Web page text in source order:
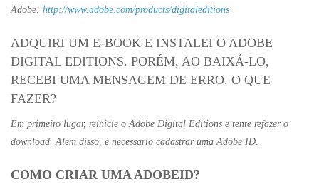
Adobe: http://www.adobe.com/products/digitaleditions
ADQUIRI UM E-BOOK E INSTALEI O ADOBE
DIGITAL EDITIONS. PORÉM, AO BAIXÁ-LO,
RECEBI UMA MENSAGEM DE ERRO. O QUE
FAZER?
Em primeiro lugar, reinicie o Adobe Digital Editions e tente refazer o
download. Além disso, é necessário cadastrar uma Adobe ID.
COMO CRIAR UMA ADOBEID?